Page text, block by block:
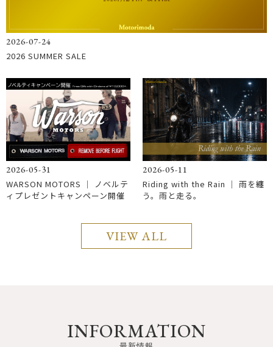
2026-07-24
2026 SUMMER SALE
2026-05-31
WARSON MOTORS ｜ ノベルテ
ィプレゼントキャンペーン開催
2026-05-11
Riding with the Rain │ 雨を纏
う。雨と走る。
VIEW ALL
INFORMATION